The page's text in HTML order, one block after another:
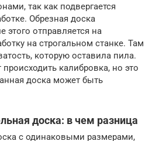
так как подвергается
Обрезная доска
этого отправляется на
на строгальном станке. Там
которую оставила пила.
калибровка, но это
доска может быть
доска: в чем разница
с одинаковыми размерами,